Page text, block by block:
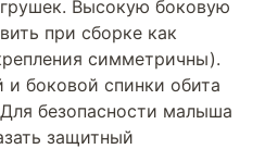
Высокую боковую
при сборке как
симметричны).
и боковой спинки обита
безопасности малыша
защитный